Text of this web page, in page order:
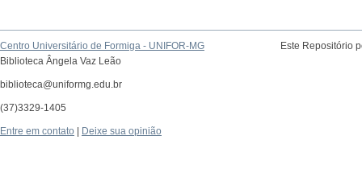
Centro Universitário de Formiga - UNIFOR-MG
Biblioteca Ângela Vaz Leão
biblioteca@uniformg.edu.br
(37)3329-1405
Este Repositório
Entre em contato Deixe sua opinião